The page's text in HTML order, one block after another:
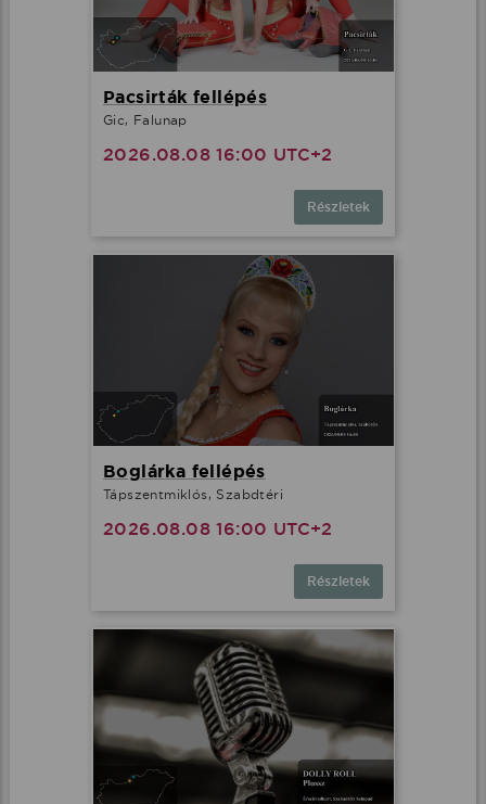
Pacsirták fellépés
Gic, Falunap
2026.08.08 16:00 UTC+2
Részletek
Boglárka fellépés
Tápszentmiklós, Szabdtéri
2026.08.08 16:00 UTC+2
Részletek